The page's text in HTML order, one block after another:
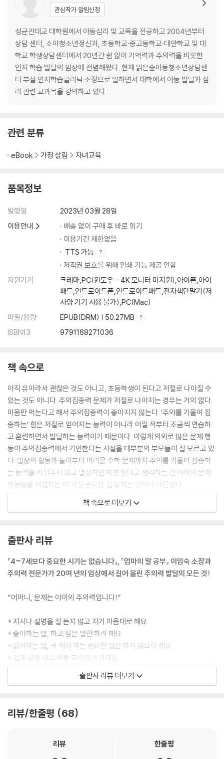
04 전환주의력｜자기가 하던 것만 고집하는 아이
전환주의력이란?
전환주의력이 중요한 이유
전환주의력을 키우기 위한 준비
05 지속주의력｜뭘 해도 진득하지 못한 아이
지속주의력이란?
06 분할주의력｜2가지 이상에 집중하지 못하는 아이
분할주의력이란?
3장 주의력을 키워주는 환경은 따로 있다
01 물리적 환경이 주의력에 미치는 엄청난 영향
보이고 들리는 것들이 아이의 주의력을 좌우한다
반드시 제거해줘야 할 시각적 · 청각적 자극들
주의력을 위해 꼭 체크해야 할 것들
02 주의력을 키워주는 ‘사례 개념화’와 ‘구조화’
아이의 주의력 문제를 ‘사례 개념화’하라
주의력을 키워줄 방법을 ‘구조화’하라
아이가 규칙을 잘 지키도록 가르치고 약속하는 방법
과제 난이도 조절하기
과제 순서 정하기
주의집중력을 키우는 환경 만들기 10계명
4장 아이의 주의력, 부모와의 대화에 달렸다
01 치료적 부모 대화법이 필요하다
02 주의력이 부족한 아이에게 절대 하면 안 되는 말
‘네이밍’의 강력한 파워
03 주의력을 촉진하는 7가지 심리대화법
초두 효과 대화법, 스스로를 긍정적으로 바라보게 해주기
칭찬과 격려의 대화법, 짧은 집중 시간을 쑥쑥 늘려주기
호흡 조절 대화법, 숨쉬기로 주의력을 되찾아주기
‘따단’ 대화법, 마음은 따뜻하게, 경계는 단단하게
예방 대화법, 지레 포기하지 않도록 예방해주기
?
주의집중력을 키우는 대화 10계명
5장 디지털 미디어를 이기고 주의력을 키우는 방법
디지털 미디어에 의존할수록 아이에게 일어나는 일
디지털 미디어는 아이의 두뇌와 주의력을 어떻게 해치는가
관심작가 알림신청
성균관대교 대학원에서 아동심리 및 교육을 전공하고 2004년부터
상담 센터, 소아청소년정신과, 초등학교·중고등학교·대안학교 및 대
학교 학생상담센터에서 20년간 쉼 없이 기억력과 주의력을 비롯한
인지 학습 발달의 임상에 전념해왔다. 현재 맑은숲아동청소년상담센
터 부설 인지학습클리닉 소장으로 일하면서 대학에서 아동 발달과 심
리 관련 교과목을 강의하고 있다.
관련 분류
eBook 가정 살림 자녀교육
품목정보
발행일
2023년 03월 28일
이용안내
배송 없이 구매 후 바로 읽기
이용기간 제한없음
TTS 가능
저작권 보호를 위해 인쇄 기능 제공 안함
지원기기
크레마,PC(윈도우 - 4K 모니터 미지원),아이폰,아이
패드,안드로이드폰,안드로이드패드,전자책단말기(저
사양 기기 사용 불가),PC(Mac)
파일/용량
EPUB(DRM) | 50.27MB
ISBN13
9791168271036
책 속으로
아직 유아라서 괜찮은 것도 아니고, 초등학생이 된다고 저절로 나아질 수
있는 것도 아니다. 주의집중력 문제가 저절로 나아지는 경우는 거의 없다.
마음만 먹는다고 해서 주의집중력이 좋아지지 않는다. ‘주의를 기울여 집
중하는’ 힘은 저절로 얻어지는 능력이 아니라 어릴 적부터 조금씩 연습하
고 훈련하면서 발달하는 능력이기 때문이다. 이렇게 의외로 많은 문제 행
동이 주의집중력에서 기인한다는 사실을 대부분의 부모들이 잘 모르고 있
다. 일상의 활동과 놀이부터 어려운 수학 문제까지 주의를 기울여 집중하
는 능력을 키워주지 않고 열심히만 하면 된다고 생각하는 건 아이의 문제
행동들을 해결하는 데 가장 중요한 걸 놓치는 것이나 다름없다.
---p.21
면 주의력 발달에 문제가 생기고 있다는 의미다. 실제로 많은 아이가 집중
력은 좋지만 주의력이 부족하다. 이렇게 좋아하는 일에만 집중하는 현상의
이면을 똑바로 이해하지 못한 채, 집중력은 좋으니 그저 아이가 자기 의지
의력에 대한 부모의 이해를 방해하는 꼴이다.
---p.26
요즘 아이들의 주의력을 해치고 공부를 방해하는 최강의 존재인 스마트폰
은 시각적으로도, 청각적으로도 두말할 나위가 없다. 스마트폰을 옆에 놓
아두는 것만으로도 과제를 수행하는 시간에 차이가 나지 않았던가? 그러
니 바로 옆에 스마트폰을 두고서 집중하지 못한다고 혼내는 건 참으로 어
처구니없는 일이다. 주위 환경이 아이의 공부와 주의력에 미치는 영향을
너무 쉽게 간과하면 안 된다. 아이의 주의집중력을 의지와 노력으로 조절
통제하고 조절할 수 있는 능력을 키울 때까지는 부모가 아이의 환경을 조
책 속으로 더보기
출판사 리뷰
『4~7세보다 중요한 시기는 없습니다』, 『엄마의 말 공부』 이임숙 소장과
주의력 전문가가 20여 년의 임상에서 길어 올린 주의력 발달의 모든 것!
“어머니, 문제는 아이의 주의력입니다!”
* 지시나 설명을 잘 듣지 않고 자기 마음대로 해요.
* 좋아하는 일, 하고 싶은 일만 하려 해요.
* 싫어하는 일, 꼭 해야 하는 중요한 일은 하지 않으려 해요.
* 쉽게 싫증 내고 짜증 부리며 포기해요.
* 무엇을 해도 산만하고 덤벙거리며 진득하지 못해요.
* 쓸데없는 것에 신경 쓰느라 정작 중요한 것은 자꾸 놓쳐요.
* 매사에 자신감이 부족하고, 자존감도 낮은 것 같아요.
‘대한민국 부모들의 따뜻하고 단단한 자녀교육 멘토’ 이임숙 소장과 ‘주의
출판사 리뷰 더보기
리뷰/한줄평 68
리뷰 한줄평